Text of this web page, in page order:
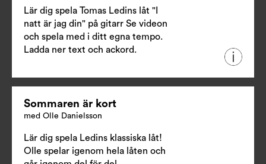
Lär dig spela Tomas Ledins låt "I
natt är jag din" på gitarr Se videon
och spela med i ditt egna tempo.
Ladda ner text och ackord.
Sommaren är kort
med Olle Danielsson
Lär dig spela Ledins klassiska låt!
Olle spelar igenom hela låten och